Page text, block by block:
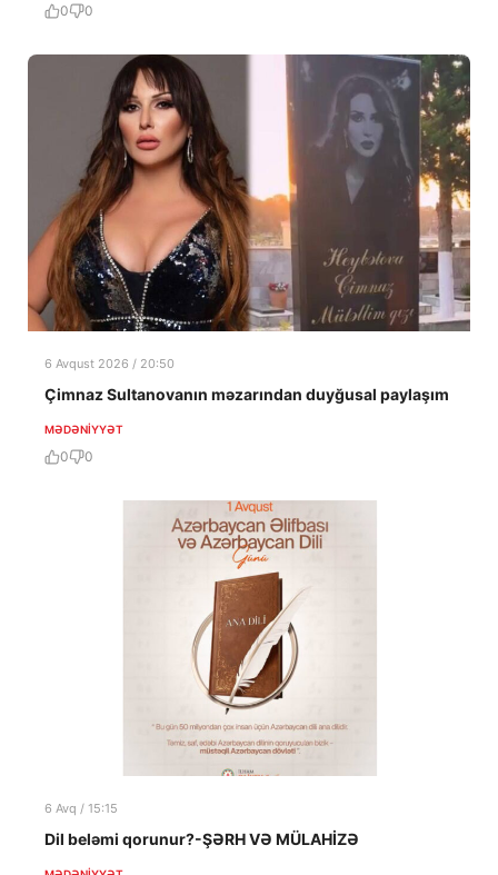
0 0
6 Avqust 2026 / 20:50
Çimnaz Sultanovanın məzarından duyğusal paylaşım
MƏDƏNIYYƏT
0 0
6 Avq / 15:15
Dil beləmi qorunur?-ŞƏRH VƏ MÜLAHİZƏ